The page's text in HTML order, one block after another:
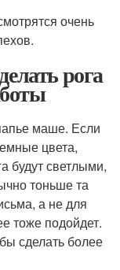
очень
рога
маше. Если
цвета,
будут светлыми,
тоньше та
а не для
тоже подойдет.
сделать более